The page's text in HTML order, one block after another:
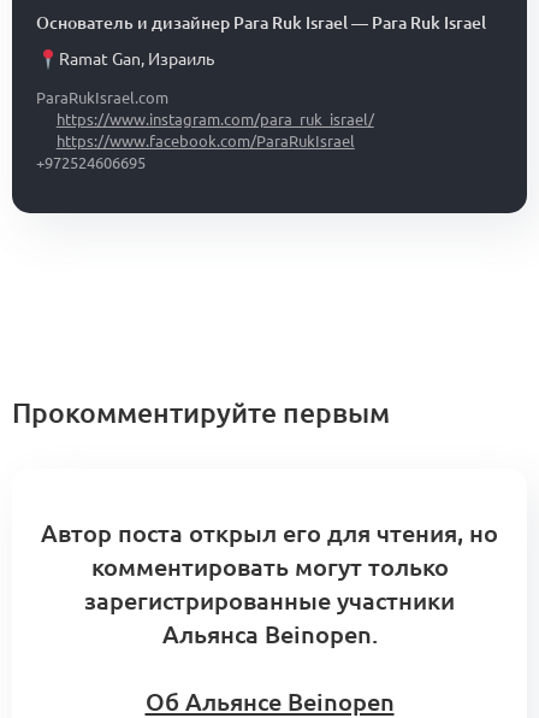
Основатель и дизайнер Para Ruk Israel— Para Ruk Israel
Ramat Gan, Израиль
ParaRukIsrael.com
https://www.instagram.com/para_ruk_israel/
https://www.facebook.com/ParaRukIsrael
+972524606695
Прокомментируйте первым
Автор поста открыл его для чтения, но
комментировать могут только
зарегистрированные участники
Альянса Beinopen.
Об Альянсе Beinopen